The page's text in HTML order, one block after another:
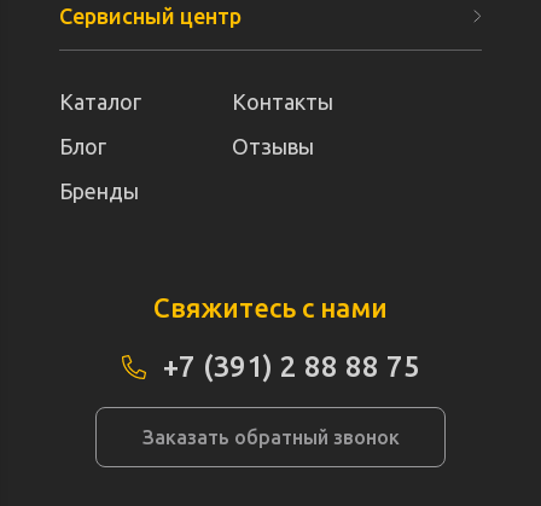
Сервисный центр
Каталог
Контакты
Блог
Отзывы
Бренды
Свяжитесь с нами
+7 (391) 2 88 88 75
Заказать обратный звонок